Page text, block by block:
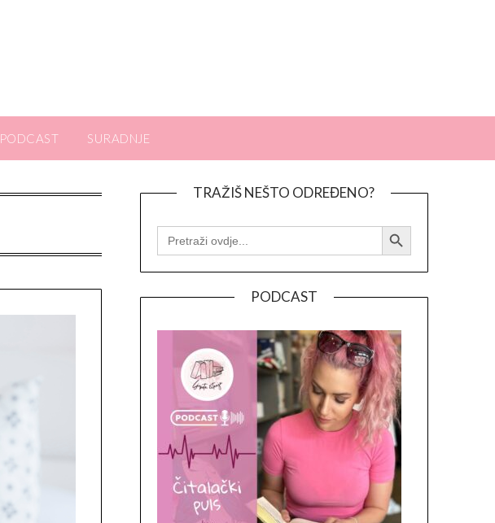
PODCAST SURADNJE
TRAŽIŠ NEŠTO ODREĐENO?
SEARCH
FOR:
Search Button
PODCAST